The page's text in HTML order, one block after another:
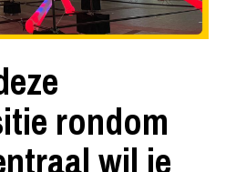
rondom
wil je